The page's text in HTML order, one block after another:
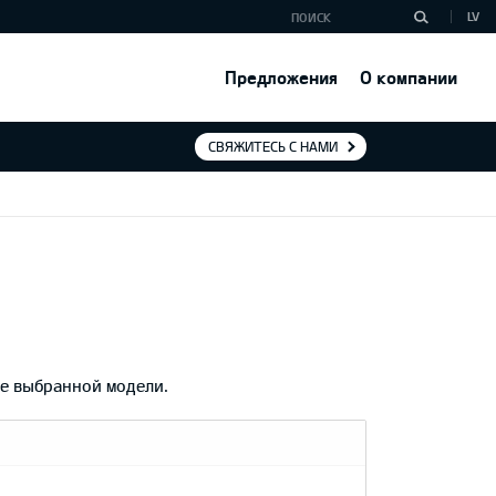
Предложения О компании
LV
СВЯЖИТЕСЬ С НАМИ
выбранной модели.